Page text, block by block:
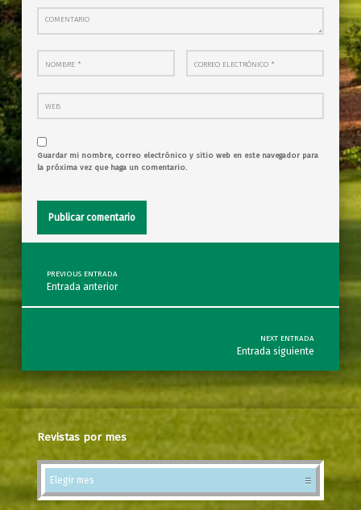
Comentario
Nombre
* Correo electrónico
*
Web
Guardar mi nombre, correo electrónico y sitio web en este navegador para
la próxima vez que haga un comentario.
Post navigation
PREVIOUS ENTRADA
Entrada anterior
NEXT ENTRADA
Entrada siguiente
Revistas por mes
Revistas por mes